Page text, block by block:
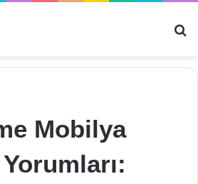
Mobilya